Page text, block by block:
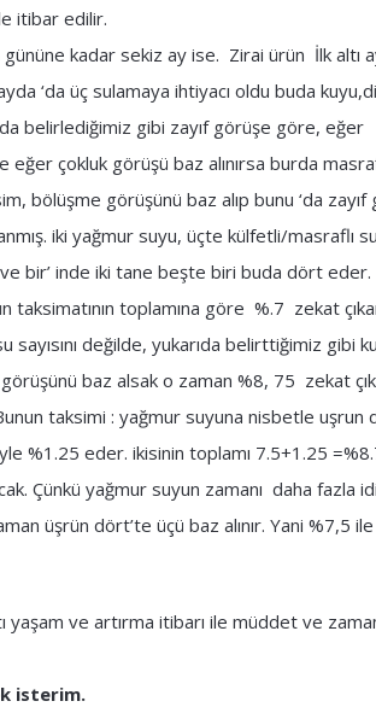
itibar edilir.
gününe kadar sekiz ay ise. Zirai ürün İlk altı
‘da üç sulamaya ihtiyacı oldu buda
belirlediğimiz gibi zayıf görüşe göre, eğer
eğer çokluk görüşü baz alınırsa burda
bölüşme görüşünü baz alıp bunu ‘da zayıf
iki yağmur suyu, üçte külfetli/masraflı
bir’ inde iki tane beşte biri buda dört
taksimatının toplamına göre %.7 zekat
değilde, yukarıda belirttiğimiz gibi
baz alsak o zaman %8, 75 zekat
taksimi : yağmur suyuna nisbetle
%1.25 eder. ikisinin toplamı 7.5+1.25
Çünkü yağmur suyun zamanı daha fazla
üşrün dört’te üçü baz alınır. Yani %7,5 ile
ve artırma itibarı ile müddet ve
isterim.